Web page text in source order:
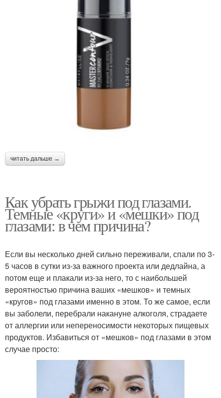
читать дальше →
Как убрать грыжи под глазами.
Темные «круги» и «мешки» под
глазами: в чем причина?
Если вы несколько дней сильно переживали, спали по 3-
5 часов в сутки из-за важного проекта или дедлайна, а
потом еще и плакали из-за него, то с наибольшей
вероятностью причина ваших «мешков» и темных
«кругов» под глазами именно в этом. То же самое, если
вы заболели, перебрали накануне алкоголя, страдаете
от аллергии или непереносимости некоторых пищевых
продуктов. Избавиться от «мешков» под глазами в этом
случае просто: